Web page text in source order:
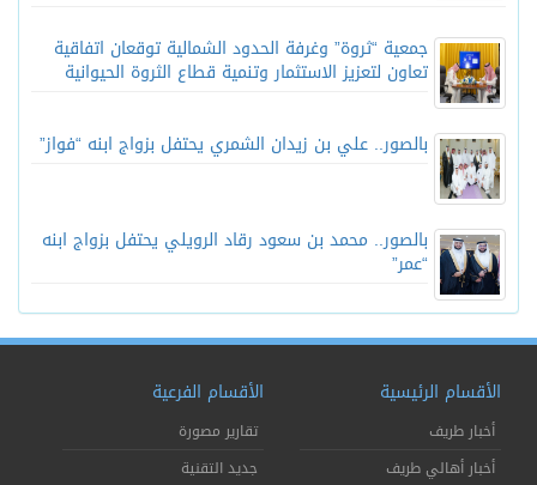
جمعية “ثروة” وغرفة الحدود الشمالية توقعان اتفاقية
تعاون لتعزيز الاستثمار وتنمية قطاع الثروة الحيوانية
بالصور.. علي بن زيدان الشمري يحتفل بزواج ابنه “فواز”
بالصور.. محمد بن سعود رقاد الرويلي يحتفل بزواج ابنه
“عمر”
الأقسام الرئيسية
أخبار طريف
أخبار أهالي طريف
الأقسام الفرعية
تقارير مصورة
جديد التقنية